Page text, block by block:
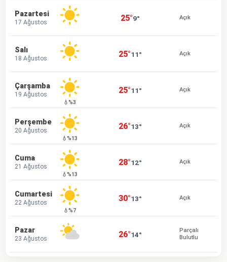
Pazartesi
17 Ağustos 25°9° Açık
Salı
18 Ağustos 25°11° Açık
Çarşamba
19 Ağustos
💧%3
25°11° Açık
Perşembe
20 Ağustos
💧%13
26°13° Açık
Cuma
21 Ağustos
💧%13
28°12° Açık
Cumartesi
22 Ağustos
💧%7
30°13° Açık
Pazar
23 Ağustos 26°14°
Parçalı
Bulutlu